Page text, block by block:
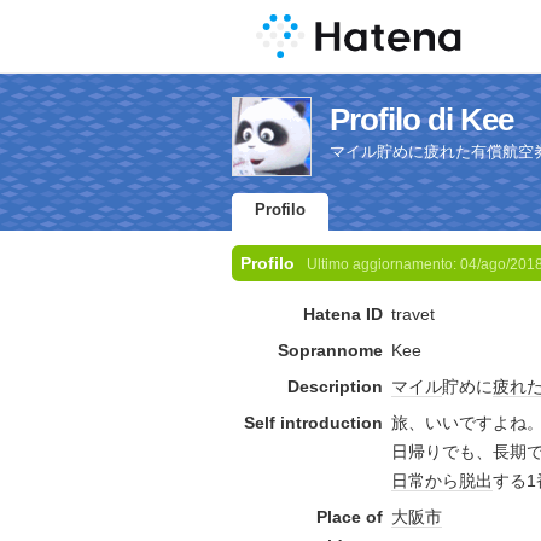
Profilo di Kee
マイル貯めに疲れた有償航空
Profilo
Profilo Ultimo aggiornamento: 04/ago/2018
Hatena ID travet
Soprannome Kee
Description マイル貯めに疲れた
Self introduction 旅、いいですよね。
日帰りでも、長期で
日常から脱出する1
Place of 大阪市